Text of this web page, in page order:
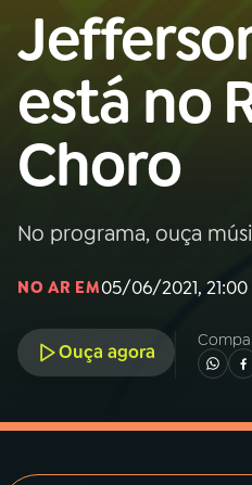
Buscar
na
Rádio
MEC
Início
01INÍCIO
A RÁDIO
03PROGRAMAÇÃO
PROGRAMAS
está no
Choro
No programa, ouça
NO AR EM05/06/2021, 21:00
Ouça agora